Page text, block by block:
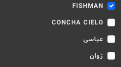
FISHMAN
CONCHA CIELO
عباسی
ژوان